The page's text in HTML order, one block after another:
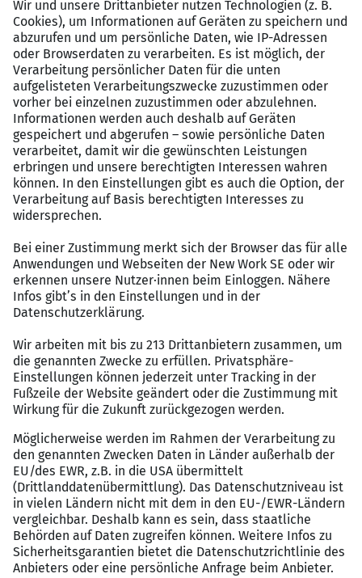
Erfahrung in der Durchführung oder Steuerung
von ILS-/IPS-Projekten
Sehr gute Deutsch- und Englischkenntnisse in
Wort und Schrift
Sicherer Umgang mit gängigen
Projektmanagement- und Kollaborationstools
Strukturierte, eigenständige und
lösungsorientierte Arbeitsweise
Koordinationsfähigkeit
Hohes technisches Verständnis sowie
analytisches Denkvermögen
Engagierten Ingenieuren bietet diese Stelle eine
interessante und herausfordernde berufliche Aufgaben.
Die Anstellung bei INGSERV und die damit verbundene
projektbezogenen Tätigkeit im Rahmen der
Arbeitnehmerüberlassung bietet gute Optionen für
einen qualifizierten Einstieg bei einem führenden
Unternehmen der wehrtechnischen Industrie in
München-Allach.
Ihre Perspektive für die Zukunft:
Abwechslungsreiche, verantwortungsvolle und